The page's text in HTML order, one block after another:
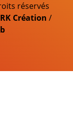
réservés
RK Création /